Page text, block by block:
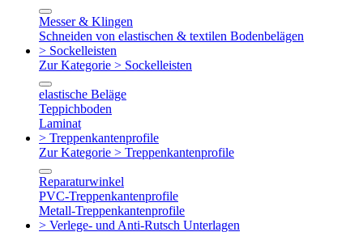
Messer & Klingen
Schneiden von elastischen & textilen Bodenbelägen
> Sockelleisten
Zur Kategorie > Sockelleisten
elastische Beläge
Teppichboden
Laminat
> Treppenkantenprofile
Zur Kategorie > Treppenkantenprofile
Reparaturwinkel
PVC-Treppenkantenprofile
Metall-Treppenkantenprofile
> Verlege- und Anti-Rutsch Unterlagen